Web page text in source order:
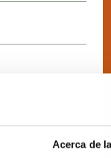
Acerca de